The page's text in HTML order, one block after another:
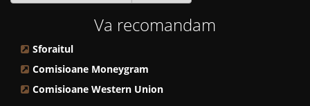
Va recomandam
Sforaitul
Comisioane Moneygram
Comisioane Western Union